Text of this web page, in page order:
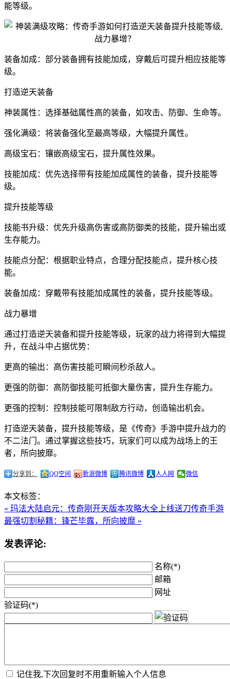
能等级。
装备加成：部分装备拥有技能加成，穿戴后可提升相应技能等
级。
打造逆天装备
神装属性：选择基础属性高的装备，如攻击、防御、生命等。
强化满级：将装备强化至最高等级，大幅提升属性。
高级宝石：镶嵌高级宝石，提升属性效果。
技能加成：优先选择带有技能加成属性的装备，提升技能等
级。
提升技能等级
技能书升级：优先升级高伤害或高防御类的技能，提升输出或
生存能力。
技能点分配：根据职业特点，合理分配技能点，提升核心技
能。
装备加成：穿戴带有技能加成属性的装备，提升技能等级。
战力暴增
通过打造逆天装备和提升技能等级，玩家的战力将得到大幅提
升，在战斗中占据优势：
更高的输出：高伤害技能可瞬间秒杀敌人。
更强的防御：高防御技能可抵御大量伤害，提升生存能力。
更强的控制：控制技能可限制敌方行动，创造输出机会。
打造逆天装备，提升技能等级，是《传奇》手游中提升战力的
不二法门。通过掌握这些技巧，玩家们可以成为战场上的王
者，所向披靡。
分享到： QQ空间 新浪微博 腾讯微博 人人网 微信
本文标签：
« 玛法大陆启元：传奇刚开天版本攻略大全 上线送刀传奇手游
最强切割秘籍：锋芒毕露，所向披靡 »
发表评论:
名称(*)
邮箱
网址
验证码(*)
记住我,下次回复时不用重新输入个人信息